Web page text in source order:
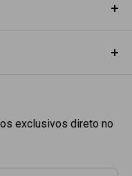
exclusivos direto no